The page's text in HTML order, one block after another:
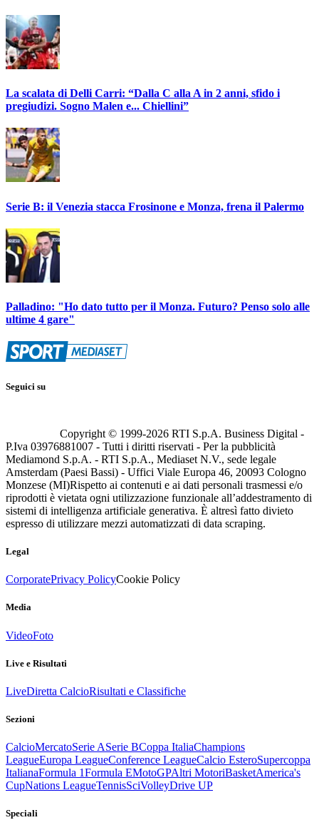
La scalata di Delli Carri: “Dalla C alla A in 2 anni, sfido i
pregiudizi. Sogno Malen e... Chiellini”
Serie B: il Venezia stacca Frosinone e Monza, frena il Palermo
Palladino: "Ho dato tutto per il Monza. Futuro? Penso solo alle
ultime 4 gare"
Seguici su
Copyright © 1999-2026 RTI S.p.A. Business Digital -
P.Iva 03976881007 - Tutti i diritti riservati - Per la pubblicità
Mediamond S.p.A. - RTI S.p.A., Mediaset N.V., sede legale
Amsterdam (Paesi Bassi) - Uffici Viale Europa 46, 20093 Cologno
Monzese (MI)Rispetto ai contenuti e ai dati personali trasmessi e/o
riprodotti è vietata ogni utilizzazione funzionale all’addestramento di
sistemi di intelligenza artificiale generativa. È altresì fatto divieto
espresso di utilizzare mezzi automatizzati di data scraping.
Legal
CorporatePrivacy PolicyCookie Policy
Media
VideoFoto
Live e Risultati
LiveDiretta CalcioRisultati e Classifiche
Sezioni
CalcioMercatoSerie ASerie BCoppa ItaliaChampions
LeagueEuropa LeagueConference LeagueCalcio EsteroSupercoppa
ItalianaFormula 1Formula EMotoGPAltri MotoriBasketAmerica's
CupNations LeagueTennisSciVolleyDrive UP
Speciali